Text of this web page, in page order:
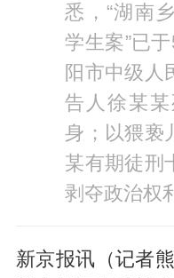
悉，“湖南
学生案”已
阳市中级人
告人徐某
身；以猥亵
某有期徒刑
剥夺政治权
新京报讯（记者